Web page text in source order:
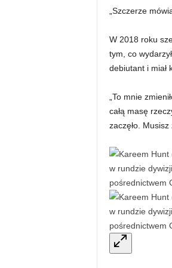
„Szczerze
W 2018 roku
tym, co
debiutant i miał
„To mnie
całą masę
zaczęło.